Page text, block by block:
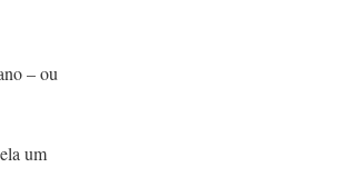
– ou
um